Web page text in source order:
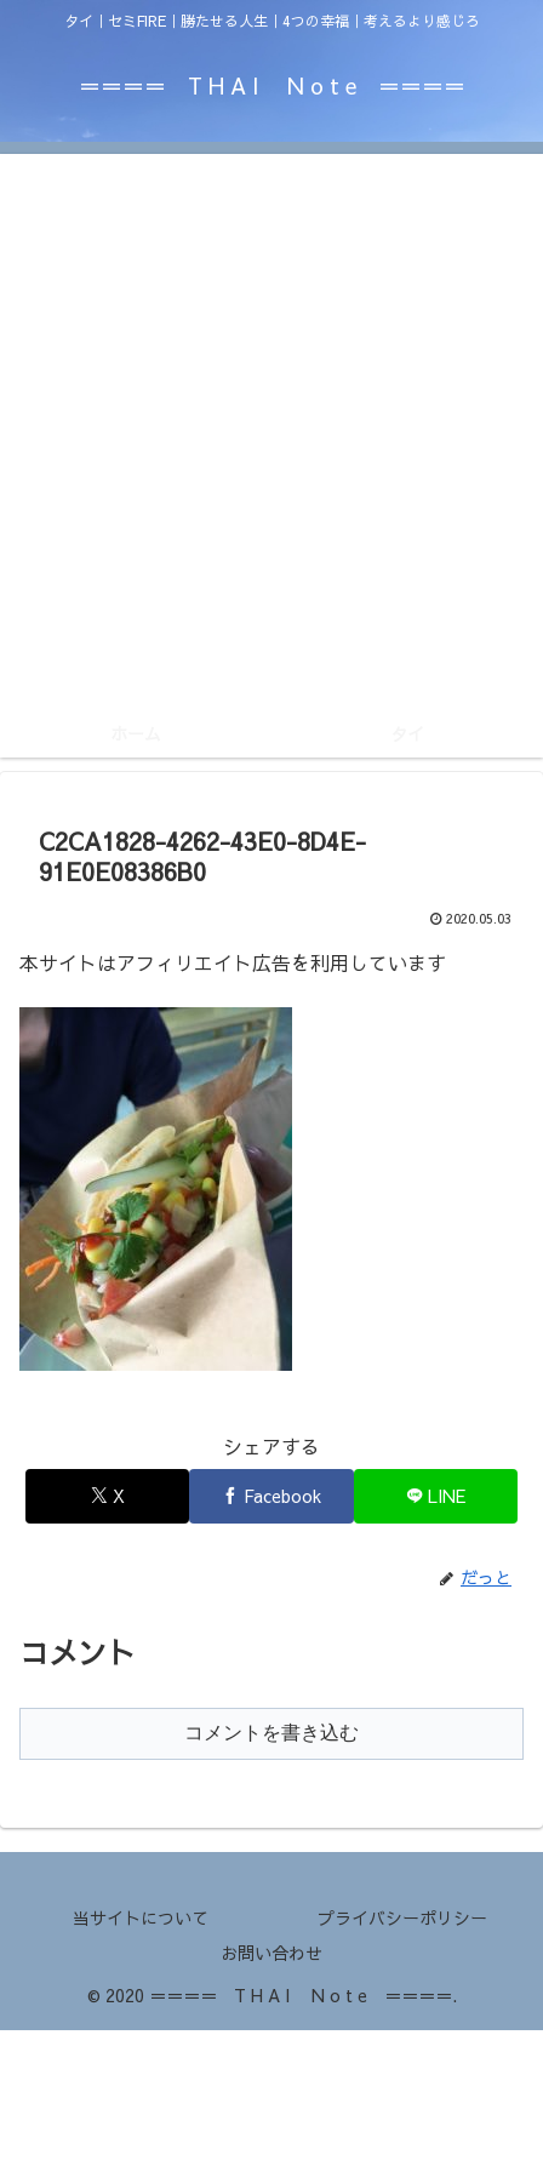
タイ｜セミFIRE｜勝たせる人生｜4つの幸福｜考えるより感じろ
＝＝＝＝ T H A I N o t e ＝＝＝＝
C2CA1828-4262-43E0-8D4E-
91E0E08386B0
2020.05.03
本サイトはアフィリエイト広告を利用しています
シェアする
X Facebook LINE
だっと
コメント
コメントを書き込む
当サイトについて
プライバシーポリシー
お問い合わせ
© 2020 ＝＝＝＝ T H A I N o t e ＝＝＝＝.